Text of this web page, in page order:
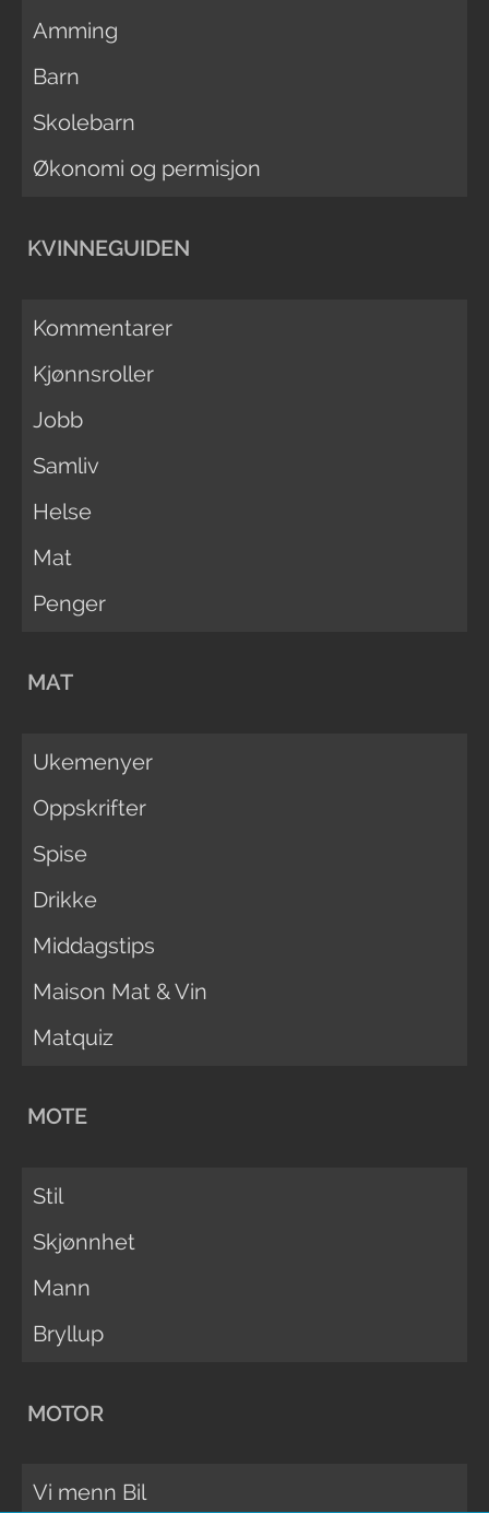
Amming
Barn
Skolebarn
Økonomi og permisjon
KVINNEGUIDEN
Kommentarer
Kjønnsroller
Jobb
Samliv
Helse
Mat
Penger
MAT
Ukemenyer
Oppskrifter
Spise
Drikke
Middagstips
Maison Mat & Vin
Matquiz
MOTE
Stil
Skjønnhet
Mann
Bryllup
MOTOR
Vi menn Bil